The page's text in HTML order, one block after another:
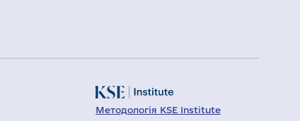
Методологія KSE Institute